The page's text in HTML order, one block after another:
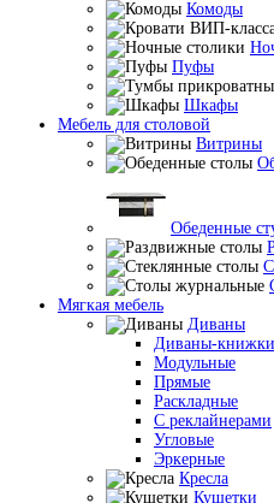
Комоды
Пуфы
Шкафы
Мебель для столовой
Витрины
Обеденные
Мягкая мебель
Диваны
Диваны-книжки
Модульные
Прямые
Раскладные
С реклайнерами
Угловые
Эркерные
Кресла
Кушетки